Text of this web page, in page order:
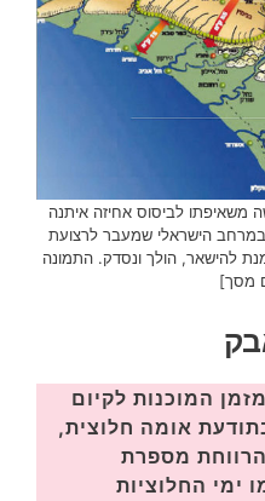
משאיפתו לביסוס אחיזה איתנה
הישראלי שמעבר לרצועת
להישאר, הולך ונסדק. התמונה
מסך]
המוכנות לקיום
אומה חלוצית,
מספרת
ימי החלוציות